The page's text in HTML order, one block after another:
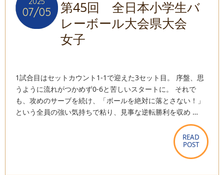
07/05
07/05
第45回 全日本小学生バ
レーボール大会県大会
女子
1試合目はセットカウント1-1で迎えた3セット目。 序盤、思
うように流れがつかめず0-6と苦しいスタートに。 それで
も、攻めのサーブを続け、「ボールを絶対に落とさない！」
という全員の強い気持ちで粘り、見事な逆転勝利を収め …
READ
POST
READ
POST